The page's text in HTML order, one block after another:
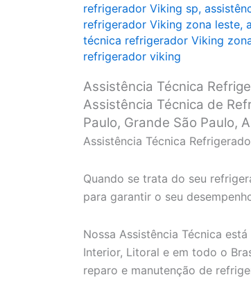
refrigerador Viking sp,
refrigerador Viking zona leste,
técnica refrigerador Viking
refrigerador viking
Assistência Técnica
Assistência Técnica de
Paulo, Grande São Paulo,
Assistência Técnica
Quando se trata do seu
para garantir o seu
Nossa Assistência Técnica
Interior, Litoral e em todo o
reparo e manutenção de